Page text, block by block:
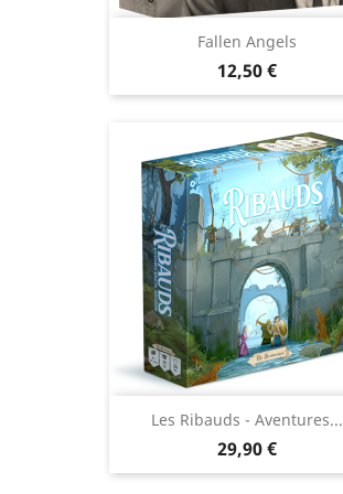
Fallen Angels
Prix
12,50 €
Les Ribauds - Aventures...
Prix
29,90 €